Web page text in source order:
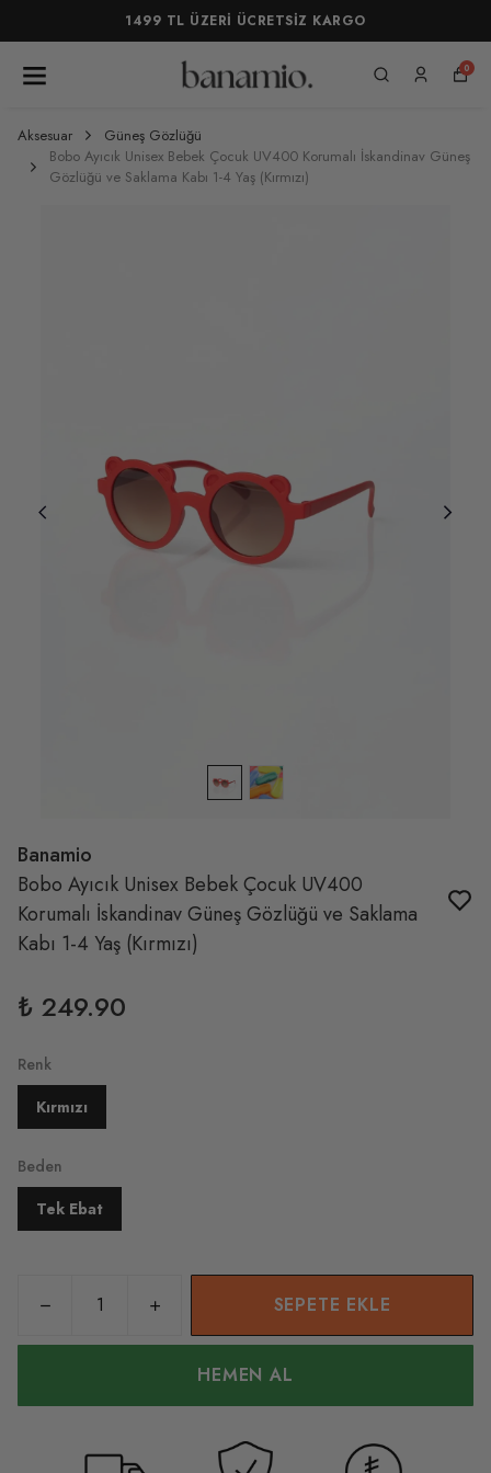
1499 TL ÜZERİ ÜCRETSİZ KARGO
0
Aksesuar
Güneş Gözlüğü
Bobo Ayıcık Unisex Bebek Çocuk UV400 Korumalı İskandinav Güneş
Gözlüğü ve Saklama Kabı 1-4 Yaş (Kırmızı)
Banamio
Bobo Ayıcık Unisex Bebek Çocuk UV400
Korumalı İskandinav Güneş Gözlüğü ve Saklama
Kabı 1-4 Yaş (Kırmızı)
₺ 249.90
Renk
Kırmızı
Beden
Tek Ebat
SEPETE EKLE
HEMEN AL